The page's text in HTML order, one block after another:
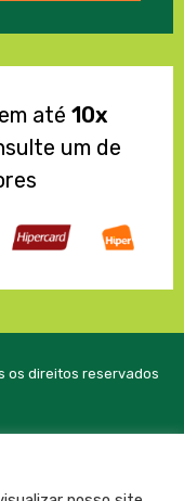
até 10x
um de
os direitos reservados